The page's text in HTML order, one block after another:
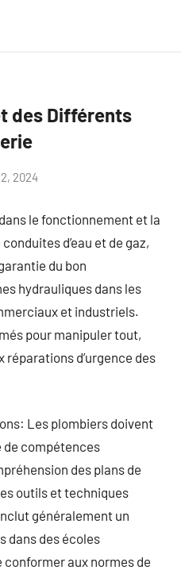
des Différents
2024
le fonctionnement et la
d’eau et de gaz,
du bon
hydrauliques dans les
et industriels.
pour manipuler tout,
d’urgence des
Les plombiers doivent
de compétences
des plans de
outils et techniques
généralement un
dans des écoles
aux normes de